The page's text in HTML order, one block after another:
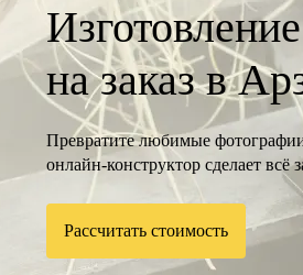
на заказ в
Превратите любимые
онлайн-конструктор сделает всё
Рассчитать стоимость